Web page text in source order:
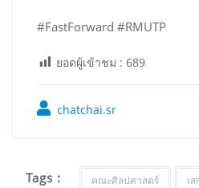
#FastForward #RMUTP
ยอดผู้เข้าชม : 689
chatchai.sr
Tags : คณะศิลปศาสตร์ เ